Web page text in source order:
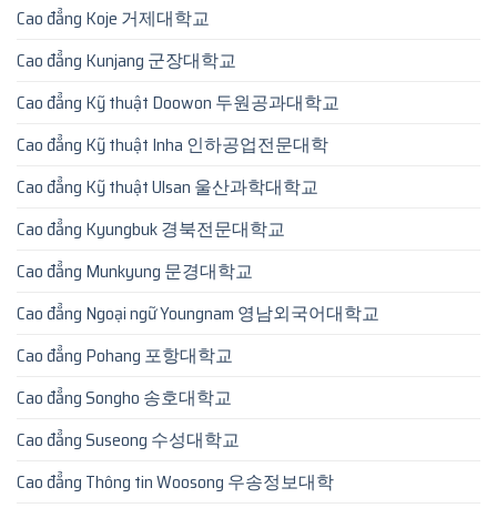
Cao đẳng Koje 거제대학교
Cao đẳng Kunjang 군장대학교
Cao đẳng Kỹ thuật Doowon 두원공과대학교
Cao đẳng Kỹ thuật Inha 인하공업전문대학
Cao đẳng Kỹ thuật Ulsan 울산과학대학교
Cao đẳng Kyungbuk 경북전문대학교
Cao đẳng Munkyung 문경대학교
Cao đẳng Ngoại ngữ Youngnam 영남외국어대학교
Cao đẳng Pohang 포항대학교
Cao đẳng Songho 송호대학교
Cao đẳng Suseong 수성대학교
Cao đẳng Thông tin Woosong 우송정보대학